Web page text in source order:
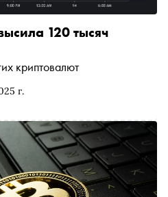
г.
120 тысяч
криптовалют